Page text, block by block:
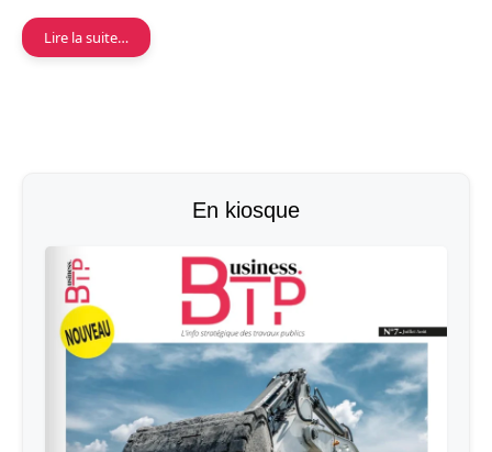
Lire la suite…
En kiosque